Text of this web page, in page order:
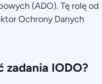
(ADO). Tę rolę od
Ochrony Danych
zadania IODO?